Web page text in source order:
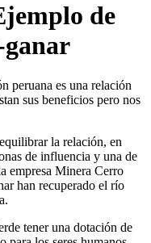
de
peruana es una relación
sus beneficios pero nos
la relación, en
de influencia y una de
empresa Minera Cerro
han recuperado el río
tener una dotación de